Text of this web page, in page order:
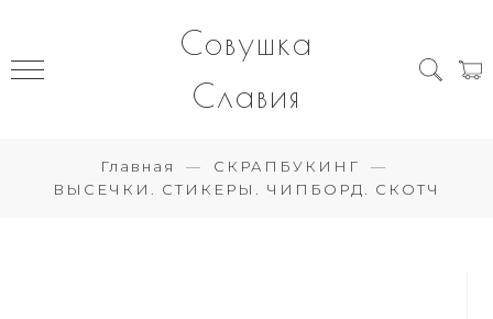
Совушка
Славия
Главная
СКРАПБУКИНГ
ВЫСЕЧКИ. СТИКЕРЫ. ЧИПБОРД. СКОТЧ